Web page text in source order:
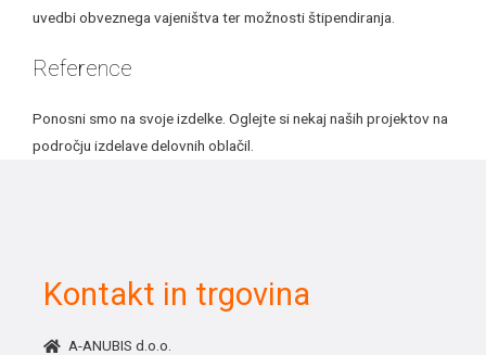
uvedbi obveznega vajeništva ter možnosti štipendiranja.
Reference
Ponosni smo na svoje izdelke. Oglejte si nekaj naših projektov na
področju izdelave delovnih oblačil.
Kontakt in trgovina
A-ANUBIS d.o.o.